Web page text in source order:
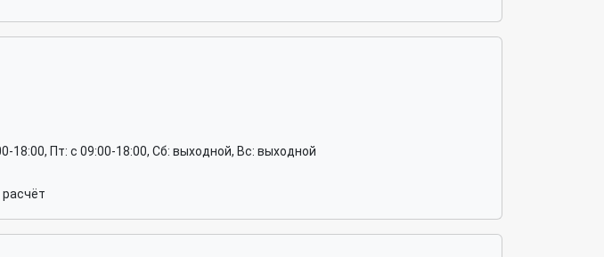
18:00, Пт: c 09:00-18:00, Сб: выходной, Вс: выходной